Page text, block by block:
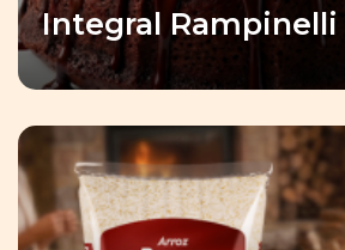
Integral Rampinelli